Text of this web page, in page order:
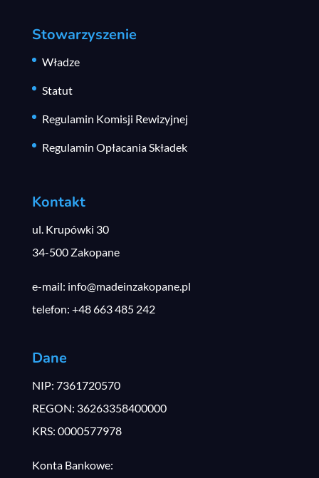
Stowarzyszenie
Władze
Statut
Regulamin Komisji Rewizyjnej
Regulamin Opłacania Składek
Kontakt
ul. Krupówki 30
34-500 Zakopane
e-mail: info@madeinzakopane.pl
telefon: +48 663 485 242
Dane
NIP: 7361720570
REGON: 36263358400000
KRS: 0000577978
Konta Bankowe: